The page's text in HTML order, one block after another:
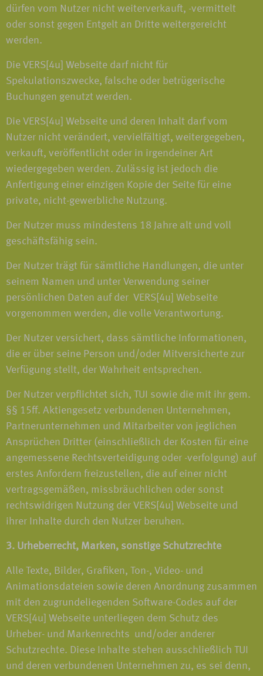
dürfen vom Nutzer nicht weiterverkauft, -vermittelt
oder sonst gegen Entgelt an Dritte weitergereicht
werden.
Die VERS[4u] Webseite darf nicht für
Spekulationszwecke, falsche oder betrügerische
Buchungen genutzt werden.
Die VERS[4u] Webseite und deren Inhalt darf vom
Nutzer nicht verändert, vervielfältigt, weitergegeben,
verkauft, veröffentlicht oder in irgendeiner Art
wiedergegeben werden. Zulässig ist jedoch die
Anfertigung einer einzigen Kopie der Seite für eine
private, nicht-gewerbliche Nutzung.
Der Nutzer muss mindestens 18 Jahre alt und voll
geschäftsfähig sein.
Der Nutzer trägt für sämtliche Handlungen, die unter
seinem Namen und unter Verwendung seiner
persönlichen Daten auf der VERS[4u] Webseite
vorgenommen werden, die volle Verantwortung.
Der Nutzer versichert, dass sämtliche Informationen,
die er über seine Person und/oder Mitversicherte zur
Verfügung stellt, der Wahrheit entsprechen.
Der Nutzer verpflichtet sich, TUI sowie die mit ihr gem.
§§ 15ff. Aktiengesetz verbundenen Unternehmen,
Partnerunternehmen und Mitarbeiter von jeglichen
Ansprüchen Dritter (einschließlich der Kosten für eine
angemessene Rechtsverteidigung oder -verfolgung) auf
erstes Anfordern freizustellen, die auf einer nicht
vertragsgemäßen, missbräuchlichen oder sonst
rechtswidrigen Nutzung der VERS[4u] Webseite und
ihrer Inhalte durch den Nutzer beruhen.
3. Urheberrecht, Marken, sonstige Schutzrechte
Alle Texte, Bilder, Grafiken, Ton-, Video- und
Animationsdateien sowie deren Anordnung zusammen
mit den zugrundeliegenden Software-Codes auf der
VERS[4u] Webseite unterliegen dem Schutz des
Urheber- und Markenrechts und/oder anderer
Schutzrechte. Diese Inhalte stehen ausschließlich TUI
und deren verbundenen Unternehmen zu, es sei denn,